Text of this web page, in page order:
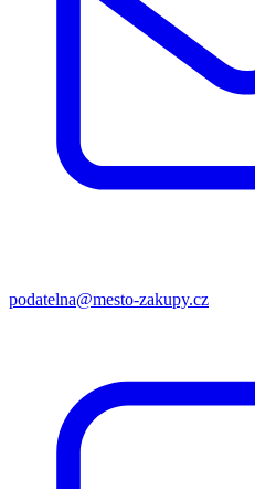
podatelna@mesto-zakupy.cz